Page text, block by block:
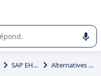
ou la sélection de
SAP EHS Management Alternatives à SAP EHS Management